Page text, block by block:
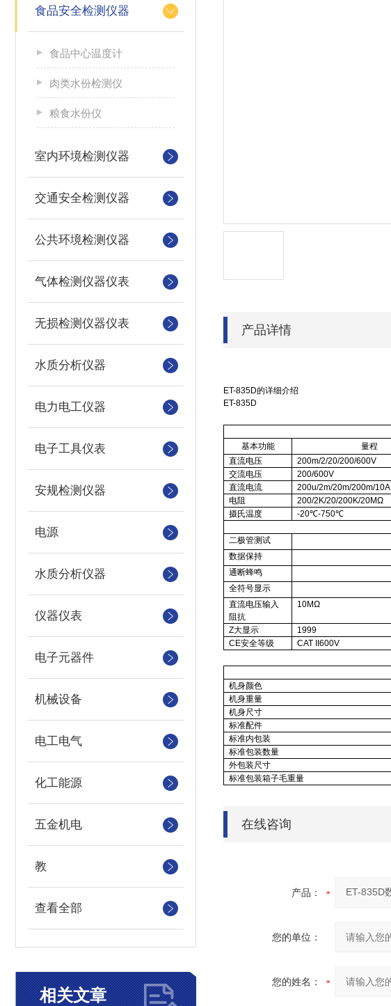
食品安全检测仪器
食品中心温度计
肉类水份检测仪
粮食水份仪
室内环境检测仪器
交通安全检测仪器
公共环境检测仪器
气体检测仪器仪表
无损检测仪器仪表
水质分析仪器
电力电工仪器
电子工具仪表
安规检测仪器
电源
水质分析仪器
仪器仪表
电子元器件
机械设备
电工电气
化工能源
五金机电
教
查看全部
相关文章
产品详情
ET-835D的详细介绍
ET-835D
基本功能
量程
直流电压
200m/2/20/200/600V
交流电压
200/600V
直流电流
200u/2m/20m/200m/10A
电阻
200/2K/20/200K/20MΩ
摄氏温度
-20℃-750℃
二极管测试
数据保持
通断蜂鸣
全符号显示
直流电压输入
阻抗
10MΩ
Z大显示
1999
CE安全等级 CAT II600V
机身颜色
机身重量
机身尺寸
标准配件
标准内包装
标准包装数量
外包装尺寸
标准包装箱子毛重量
在线咨询
产品：
您的单位：
您的姓名：